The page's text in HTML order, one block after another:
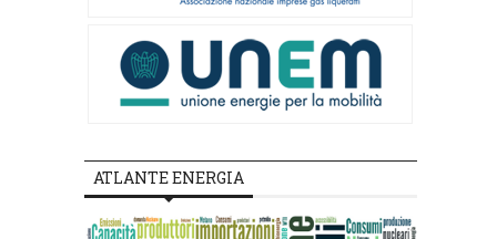
ATLANTE ENERGIA